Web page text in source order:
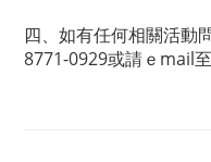
四、如有任何相關活動
8771-0929或請ｅmail至